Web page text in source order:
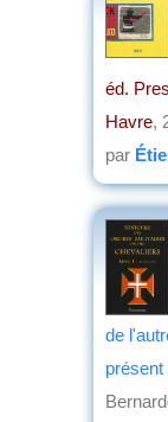
éd.
Havre,
par
de
présent